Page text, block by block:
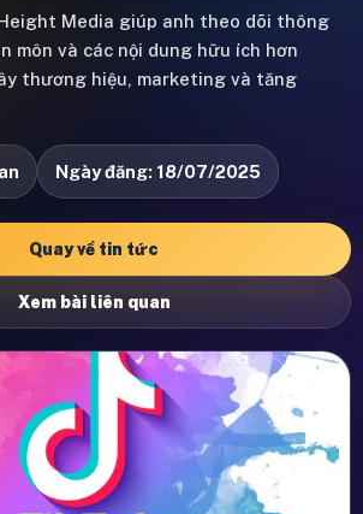
Media giúp anh theo dõi thông
môn và các nội dung hữu ích hơn
thương hiệu, marketing và tăng
Ngày đăng: 18/07/2025
Quay về tin tức
Xem bài liên quan